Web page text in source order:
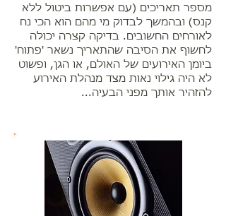
מספר תאריכים (עם אפשרות ביטול ללא
קנס) ובהמשך לבדוק מי מהם הוא הכי נח
לאורחים החשובים. בדיקה קצרה יכולה
לחשוף את הסיבה שהתאריך נשאר 'פתוח'
ביומן האירועים של האולם, או הגן, ופשוט
לא היה גילוי נאות מצד מנהלת האירוע
להזהיר אותך מפני הבעיה...